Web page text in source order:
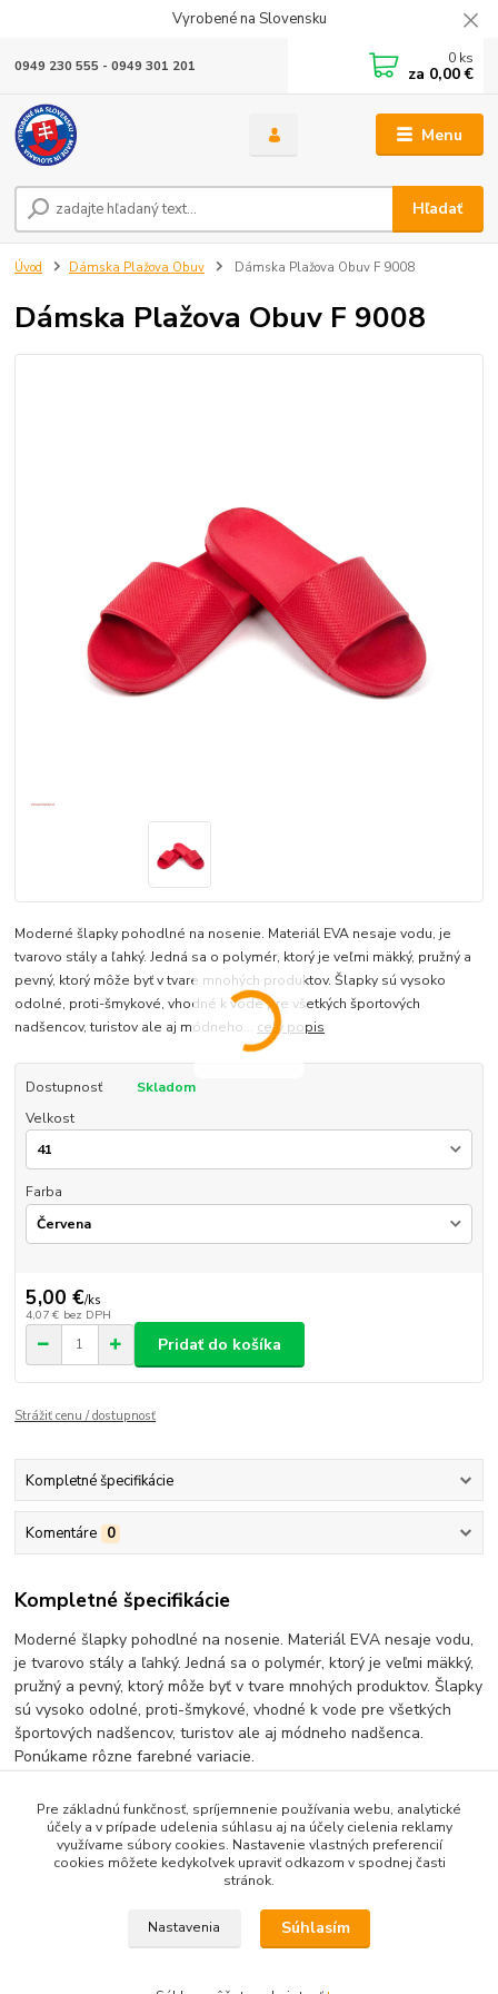
Vyrobené na Slovensku
Menu
Hľadať
0949 230 555 - 0949 301 201 0 ks
za 0,00 €
Úvod Dámska Plažova Obuv Dámska Plažova Obuv F 9008
Dámska Plažova Obuv F 9008
Moderné šlapky pohodlné na nosenie. Materiál EVA nesaje vodu, je
tvarovo stály a ľahký. Jedná sa o polymér, ktorý je veľmi mäkký, pružný a
pevný, ktorý môže byť v tvare mnohých produktov. Šlapky sú vysoko
odolné, proti-šmykové, vhodné k vode pre všetkých športových
nadšencov, turistov ale aj módneho... celý popis
Dostupnosť
Skladom
Velkost
Farba
5,00 €/ks
4,07 € bez DPH
Pridať do košíka
Strážiť cenu / dostupnosť
Kompletné špecifikácie
Komentáre 0
Kompletné špecifikácie
Moderné šlapky pohodlné na nosenie. Materiál EVA nesaje vodu,
je tvarovo stály a ľahký. Jedná sa o polymér, ktorý je veľmi mäkký,
pružný a pevný, ktorý môže byť v tvare mnohých produktov. Šlapky
sú vysoko odolné, proti-šmykové, vhodné k vode pre všetkých
športových nadšencov, turistov ale aj módneho nadšenca.
Ponúkame rôzne farebné variacie.
Tovar zaradený v kategóriách
Pre základnú funkčnosť, spríjemnenie používania webu, analytické
účely a v prípade udelenia súhlasu aj na účely cielenia reklamy
využívame súbory cookies. Nastavenie vlastných preferencií
cookies môžete kedykoľvek upraviť odkazom v spodnej časti
stránok.
Nastavenia Súhlasím